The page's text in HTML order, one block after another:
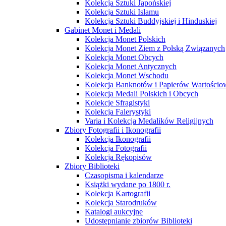
Kolekcja Sztuki Japońskiej
Kolekcja Sztuki Islamu
Kolekcja Sztuki Buddyjskiej i Hinduskiej
Gabinet Monet i Medali
Kolekcja Monet Polskich
Kolekcja Monet Ziem z Polską Związanych
Kolekcja Monet Obcych
Kolekcja Monet Antycznych
Kolekcja Monet Wschodu
Kolekcja Banknotów i Papierów
Kolekcja Medali Polskich i Obcych
Kolekcje Sfragistyki
Kolekcja Falerystyki
Varia i Kolekcja Medalików Religijnych
Zbiory Fotografii i Ikonografii
Kolekcja Ikonografii
Kolekcja Fotografii
Kolekcja Rękopisów
Zbiory Biblioteki
Czasopisma i kalendarze
Książki wydane po 1800 r.
Kolekcja Kartografii
Kolekcja Starodruków
Katalogi aukcyjne
Udostępnianie zbiorów Biblioteki